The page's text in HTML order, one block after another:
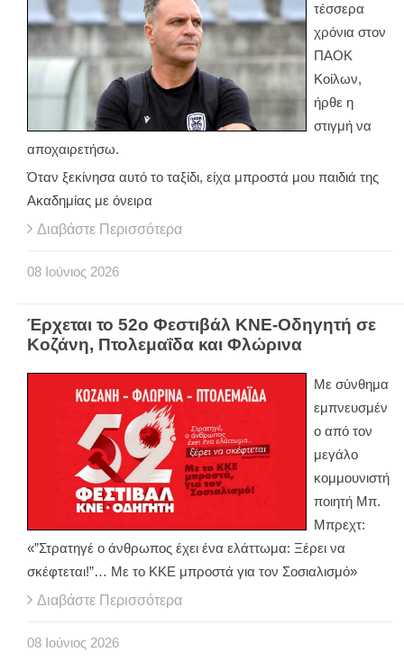
τέσσερα
χρόνια στον
ΠΑΟΚ
Κοίλων,
ήρθε η
στιγμή να
αποχαιρετήσω.
Όταν ξεκίνησα αυτό το ταξίδι, είχα μπροστά μου παιδιά της
Ακαδημίας με όνειρα
Διαβάστε Περισσότερα
08 Ιούνιος 2026
Έρχεται το 52ο Φεστιβάλ ΚΝΕ-Οδηγητή σε
Κοζάνη, Πτολεμαΐδα και Φλώρινα
Με σύνθημα
εμπνευσμέν
ο από τον
μεγάλο
κομμουνιστή
ποιητή Μπ.
Μπρεχτ:
«”Στρατηγέ ο άνθρωπος έχει ένα ελάττωμα: Ξέρει να
σκέφτεται!”… Με το ΚΚΕ μπροστά για τον Σοσιαλισμό»
Διαβάστε Περισσότερα
08 Ιούνιος 2026